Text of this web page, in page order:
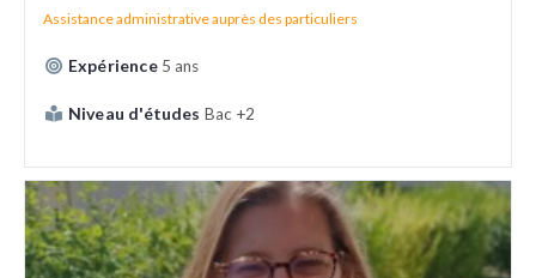
Assistance administrative auprès des particuliers
Expérience 5 ans
Niveau d'études Bac +2